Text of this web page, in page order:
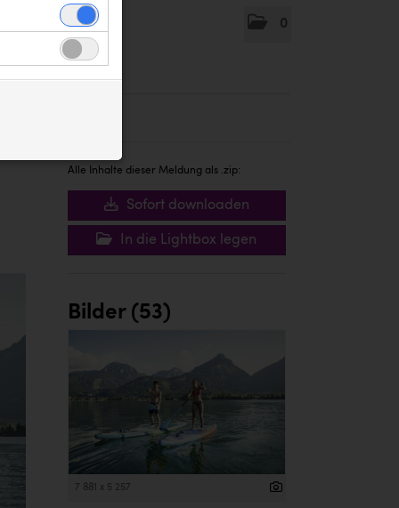
0
Alle Inhalte dieser Meldung als .zip:
Sofort downloaden
In die Lightbox legen
Bilder (53)
7 881 x 5 257
Website